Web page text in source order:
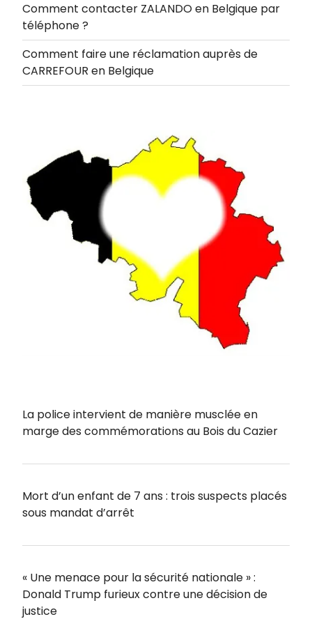
Comment contacter ZALANDO en Belgique par
téléphone ?
Comment faire une réclamation auprès de
CARREFOUR en Belgique
La police intervient de manière musclée en
marge des commémorations au Bois du Cazier
Mort d’un enfant de 7 ans : trois suspects placés
sous mandat d’arrêt
« Une menace pour la sécurité nationale » :
Donald Trump furieux contre une décision de
justice